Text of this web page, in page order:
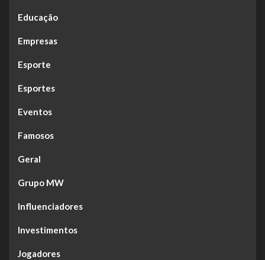
Educação
Empresas
Esporte
Esportes
Eventos
Famosos
Geral
Grupo MW
Influenciadores
Investimentos
Jogadores